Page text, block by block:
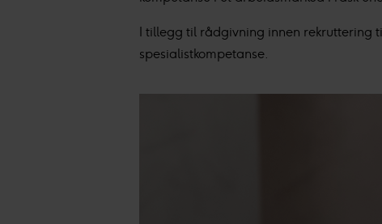
samler inn og behandler
Vi og våre underleverandører
I tillegg til rådgivning innen rekruttering
spesialistkompetanse.